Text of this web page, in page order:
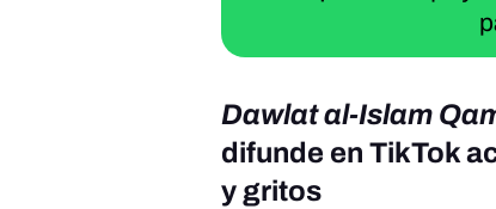
Dawlat al-Islam
difunde en TikTok
y gritos